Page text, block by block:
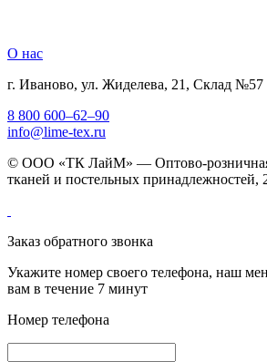
О нас
г. Иваново, ул. Жиделева, 21, Склад №57
8 800 600–62–90
info@lime-tex.ru
© ООО «ТК ЛайМ» — Оптово-
тканей и постельных принадлежностей,
Заказ обратного звонка
Укажите номер своего телефона, наш
вам в течение 7 минут
Номер телефона